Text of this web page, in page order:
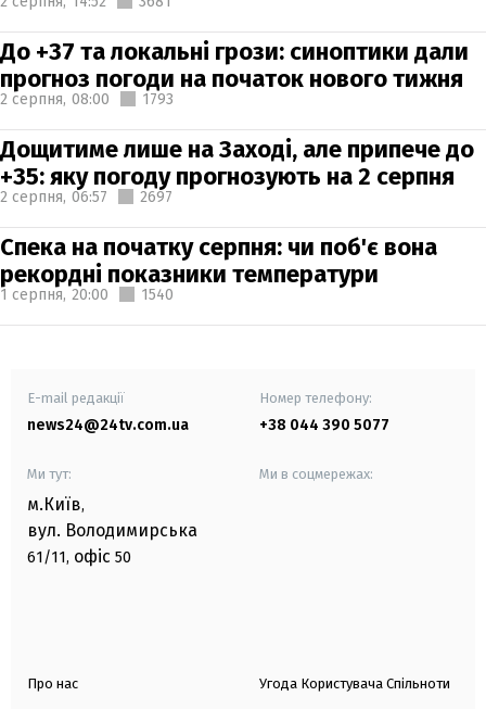
До +37 та локальні грози: синоптики дали
прогноз погоди на початок нового тижня
2 серпня, 08:00 1793
Дощитиме лише на Заході, але припече до
+35: яку погоду прогнозують на 2 серпня
2 серпня, 06:57 2697
Спека на початку серпня: чи поб'є вона
рекордні показники температури
1 серпня, 20:00 1540
E-mail редакції
news24@24tv.com.ua
Номер телефону:
+38 044 390 5077
Ми тут:
м.Київ,
вул. Володимирська
61/11, офіс 50
Ми в соцмережах:
Про нас Угода Користувача Спільноти